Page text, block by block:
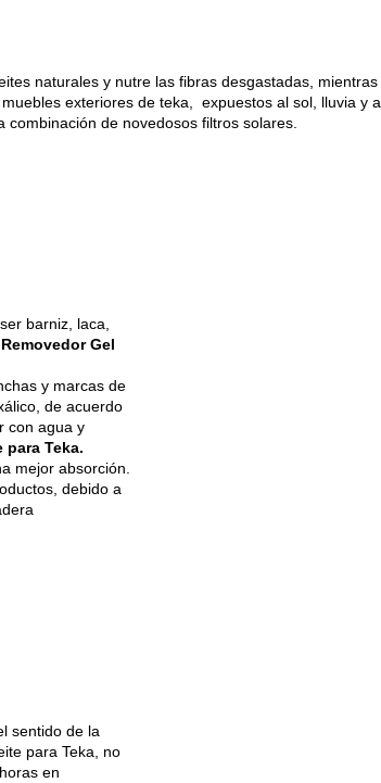
naturales y nutre las fibras desgastadas,
exteriores de teka, expuestos al sol, lluvia y
de novedosos filtros solares.
barniz, laca,
Removedor Gel
y marcas de
de acuerdo
con agua y
para Teka.
mejor absorción.
debido a
sentido de la
para Teka, no
en